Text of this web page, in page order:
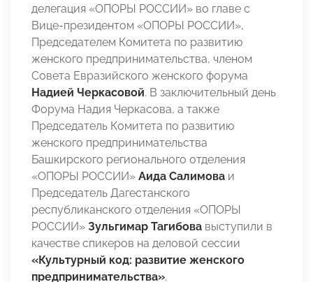
делегация «ОПОРЫ РОССИИ» во главе с
Вице-президентом «ОПОРЫ РОССИИ»,
Председателем Комитета по развитию
женского предпринимательства, членом
Совета Евразийского женского форума
Надией Черкасовой. В заключительный день
Форума Надия Черкасова, а также
Председатель Комитета по развитию
женского предпринимательства
Башкирского регионального отделения
«ОПОРЫ РОССИИ» Аида Салимова и
Председатель Дагестанского
республиканского отделения «ОПОРЫ
РОССИИ» Зульгимар Тагибова выступили в
качестве спикеров на деловой сессии
«Культурный код: развитие женского
предпринимательства».